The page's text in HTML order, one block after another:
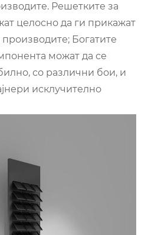
Решетките за
целосно да ги прикажат
Богатите
можат да се
со различни бои, и
исклучително